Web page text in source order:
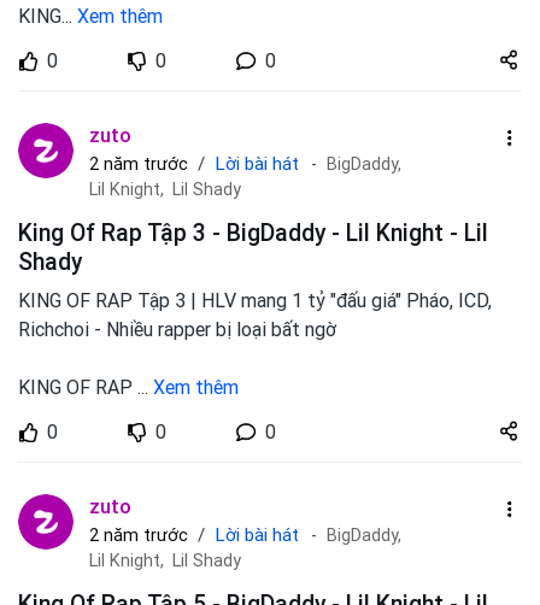
KING... Xem thêm
0
0 0
Share
zuto.vn
zuto
2 năm trước Lời bài hát
BigDaddy,
Lil Knight, Lil Shady
King Of Rap Tập 3 - BigDaddy - Lil Knight - Lil
Shady
KING OF RAP Tập 3 | HLV mang 1 tỷ "đấu giá" Pháo, ICD,
Richchoi - Nhiều rapper bị loại bất ngờ
KING OF RAP ... Xem thêm
0
0 0
Share
zuto.vn
zuto
2 năm trước Lời bài hát
BigDaddy,
Lil Knight, Lil Shady